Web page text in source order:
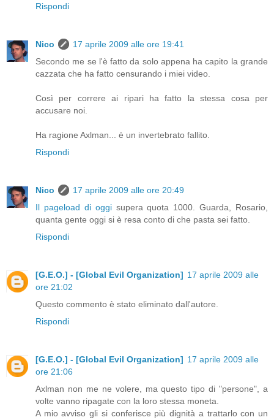
Rispondi
Nico
17 aprile 2009 alle ore 19:41
Secondo me se l'è fatto da solo appena ha capito la grande
cazzata che ha fatto censurando i miei video.
Così per correre ai ripari ha fatto la stessa cosa per
accusare noi.
Ha ragione Axlman... è un invertebrato fallito.
Rispondi
Nico
17 aprile 2009 alle ore 20:49
Il pageload di oggisupera quota 1000. Guarda, Rosario,
quanta gente oggi si è resa conto di che pasta sei fatto.
Rispondi
[G.E.O.] - [Global Evil Organization] 17 aprile 2009 alle
ore 21:02
Questo commento è stato eliminato dall'autore.
Rispondi
[G.E.O.] - [Global Evil Organization] 17 aprile 2009 alle
ore 21:06
Axlman non me ne volere, ma questo tipo di "persone", a
volte vanno ripagate con la loro stessa moneta.
A mio avviso gli si conferisce più dignità a trattarlo con un